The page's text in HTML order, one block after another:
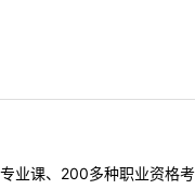
业课、200多种职业资格